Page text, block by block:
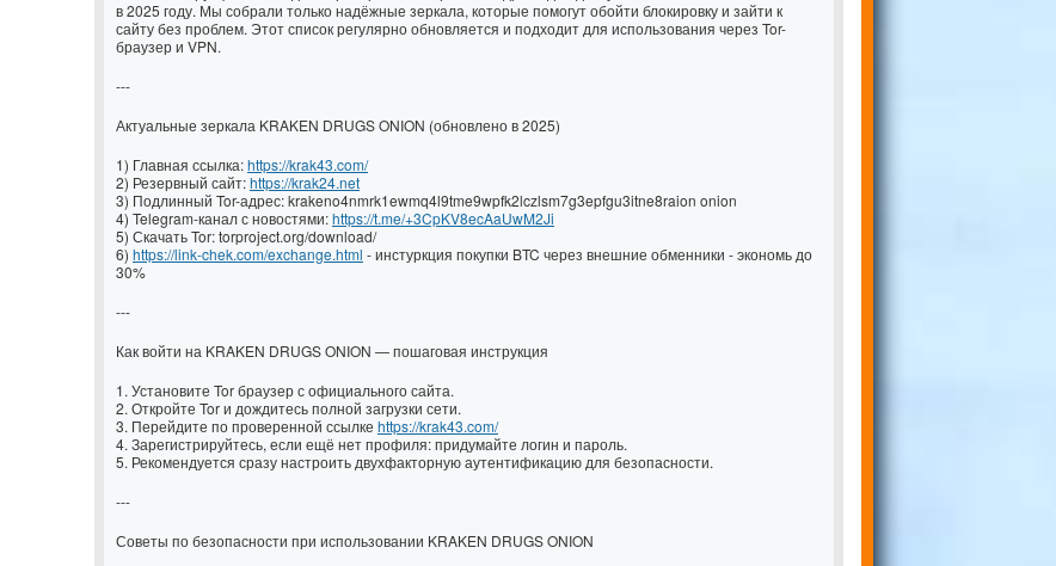
в 2025 году. Мы собрали только надёжные зеркала, которые помогут обойти блокировку и зайти к
сайту без проблем. Этот список регулярно обновляется и подходит для использования через Tor-
браузер и VPN.
---
Актуальные зеркала KRAKEN DRUGS ONION (обновлено в 2025)
1) Главная ссылка:https://krak43.com/
2) Резервный сайт:https://krak24.net
3) Подлинный Tor-адрес: krakeno4nmrk1ewmq4l9tme9wpfk2lczlsm7g3epfgu3itne8raion onion
4) Telegram-канал с новостями:https://t.me/+3CpKV8ecAaUwM2Ji
5) Скачать Tor: torproject.org/download/
6) https://link-chek.com/exchange.html - инстуркция покупки BTC через внешние обменники - экономь до
30%
---
Как войти на KRAKEN DRUGS ONION — пошаговая инструкция
1. Установите Tor браузер с официального сайта.
2. Откройте Tor и дождитесь полной загрузки сети.
3. Перейдите по проверенной ссылке https://krak43.com/
4. Зарегистрируйтесь, если ещё нет профиля: придумайте логин и пароль.
5. Рекомендуется сразу настроить двухфакторную аутентификацию для безопасности.
---
Советы по безопасности при использовании KRAKEN DRUGS ONION